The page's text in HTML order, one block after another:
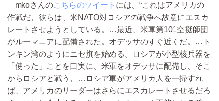
mkoさんのこちらのツイート には、“これはアメリカの
作戦だ。彼らは、米NATO対ロシアの戦争へ故意にエスカ
レートさせようとしている。…最近、米軍第101空挺師団
がルーマニアに配備された。オデッサのすぐ近くだ。…ト
ンキン湾のようにニセ旗を始める。ロシアが小型核兵器を
「使った」ことを口実に、米軍をオデッサに配備し、そこ
からロシアと戦う。…ロシア軍がアメリカ人を一掃すれ
ば、アメリカのリーダーはさらにエスカレートさせるだろ